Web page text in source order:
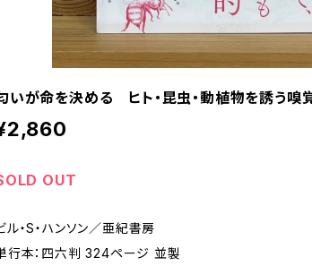
いが命を決める ヒト・昆虫・動植物を誘う嗅
OUT
ル・S・ハンソン／亜紀書房
行本：四六判 324ページ 並製